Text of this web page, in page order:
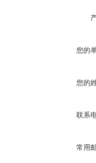
您的
您的
联系
常用